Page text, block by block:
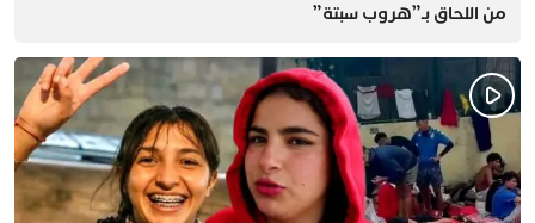
من اللحاق بـ”هروب سبتة”